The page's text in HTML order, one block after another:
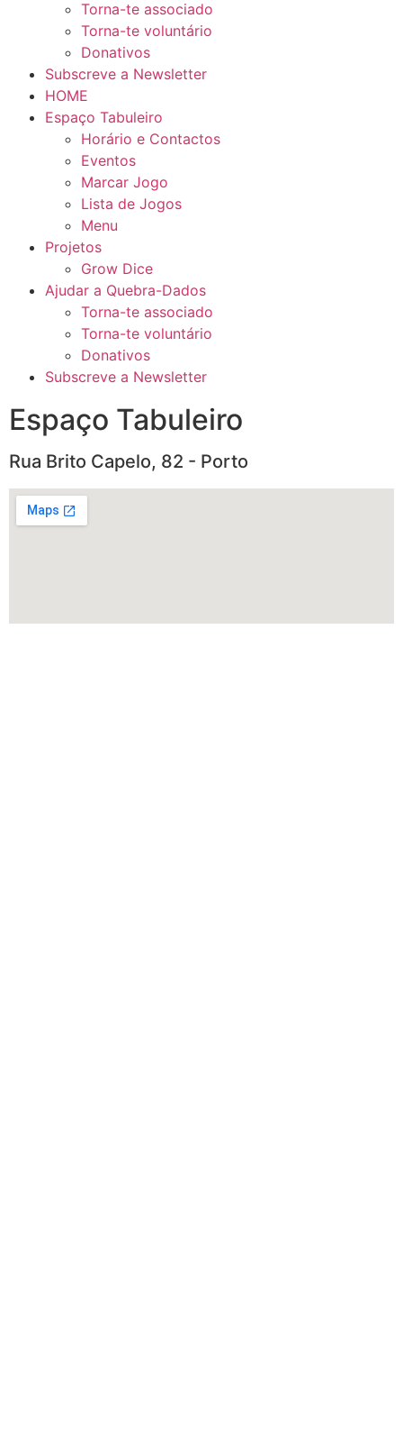
Torna-te associado
Torna-te voluntário
Donativos
Subscreve a Newsletter
HOME
Espaço Tabuleiro
Horário e Contactos
Eventos
Marcar Jogo
Lista de Jogos
Menu
Projetos
Grow Dice
Ajudar a Quebra-Dados
Torna-te associado
Torna-te voluntário
Donativos
Subscreve a Newsletter
Espaço Tabuleiro
Rua Brito Capelo, 82 - Porto